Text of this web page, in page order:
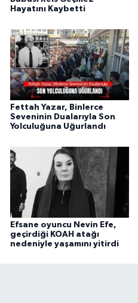
Hayatını Kaybetti
Fettah Yazar, Binlerce
Seveninin Dualarıyla Son
Yolculuğuna Uğurlandı
Efsane oyuncu Nevin Efe,
geçirdiği KOAH atağı
nedeniyle yaşamını yitirdi